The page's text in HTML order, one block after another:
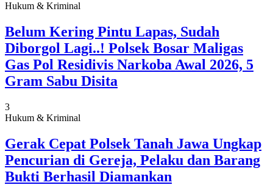
Hukum & Kriminal
Belum Kering Pintu Lapas, Sudah
Diborgol Lagi..! Polsek Bosar Maligas
Gas Pol Residivis Narkoba Awal 2026, 5
Gram Sabu Disita
3
Hukum & Kriminal
Gerak Cepat Polsek Tanah Jawa Ungkap
Pencurian di Gereja, Pelaku dan Barang
Bukti Berhasil Diamankan